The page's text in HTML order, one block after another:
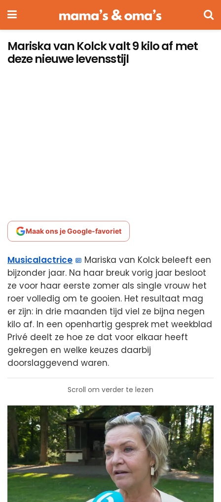
Mariska van Kolck valt 9 kilo af met
deze nieuwe levensstijl
Maak ons je Google-favoriet
Musicalactrice
Mariska van Kolck beleeft een
bijzonder jaar. Na haar breuk vorig jaar besloot
ze voor haar eerste zomer als single vrouw het
roer volledig om te gooien. Het resultaat mag
er zijn: in drie maanden tijd viel ze bijna negen
kilo af. In een openhartig gesprek met weekblad
Privé deelt ze hoe ze dat voor elkaar heeft
gekregen en welke keuzes daarbij
doorslaggevend waren.
Scroll om verder te lezen